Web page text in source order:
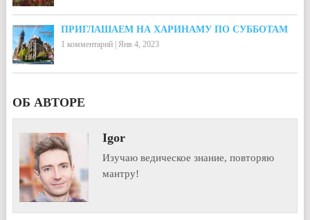
ПРИГЛАШАЕМ НА ХАРИНАМУ ПО СУББОТАМ
1 комментарий| Янв 4, 2023
ОБ АВТОРЕ
Igor
Изучаю ведическое знание, повторяю
мантру!